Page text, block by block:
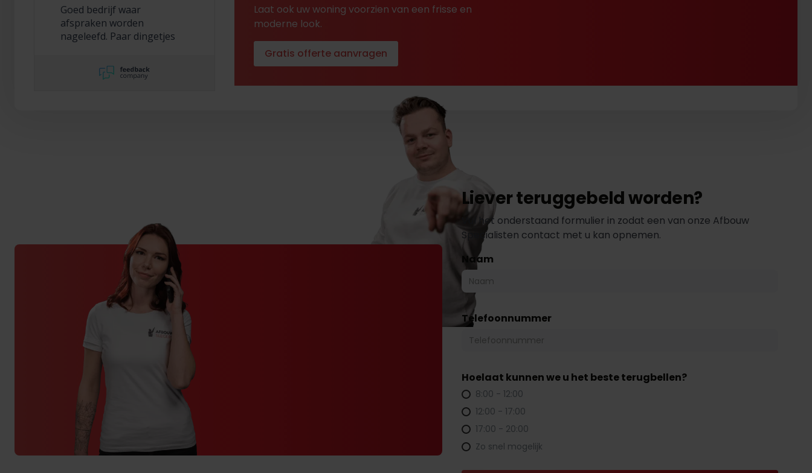
Goed bedrijf waar
afspraken worden
nageleefd. Paar dingetjes
korting gekregen. Duurde
lang eer ik de sleutel
Laat ook uw woning voorzien van een frisse en
moderne look.
Gratis offerte aanvragen
Liever teruggebeld worden?
Vul het onderstaand formulier in zodat een van onze Afbouw
Specialisten contact met u kan opnemen.
Naam
Telefoonnummer
Hoelaat kunnen we u het beste terugbellen?
8:00 - 12:00
12:00 - 17:00
17:00 - 20:00
Zo snel mogelijk